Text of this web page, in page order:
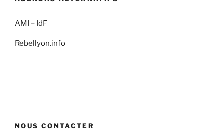
AMI – IdF
Rebellyon.info
NOUS CONTACTER